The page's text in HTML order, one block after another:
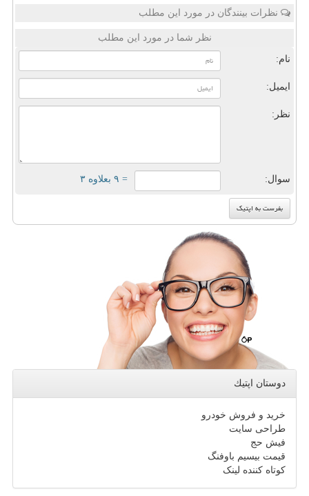
نظرات بینندگان در مورد این مطلب
نظر شما در مورد این مطلب
نام:
ایمیل:
نظر:
سوال: = ۹ بعلاوه ۳
دوستان اپتیك
خرید و فروش خودرو
طراحی سایت
فیش حج
قیمت بیسیم باوفنگ
کوتاه کننده لینک